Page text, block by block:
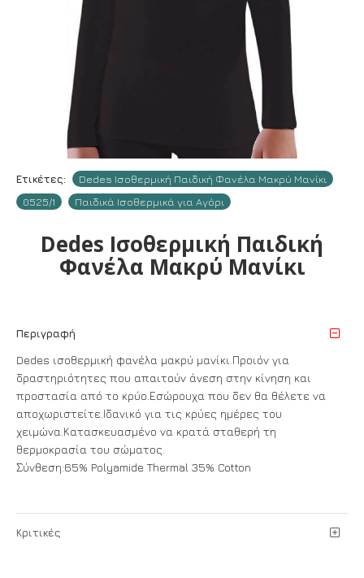
Ετικέτες:
Dedes Ισοθερμική Παιδική Φανέλα Mακρύ Mανίκι
0525/1
Παιδικά Ισοθερμικά για Αγόρι
Dedes Ισοθερμική Παιδική
Φανέλα Mακρύ Mανίκι
Περιγραφή
Dedes ισοθερμική φανέλα μακρύ μανίκι.Προιόν για
δραστηριότητες που απαιτούν άνεση στην κίνηση και
προστασία από το κρύο.Εσώρουχα που δεν θα θέλετε να
αποχωριστείτε.Ιδανικό για τις κρύες ημέρες του
χειμώνα.Κατασκευασμένο να κρατά σταθερή τη
θερμοκρασία του σώματος.
Σύνθεση:65% Polyamide Thermal 35% Cotton
Κριτικές